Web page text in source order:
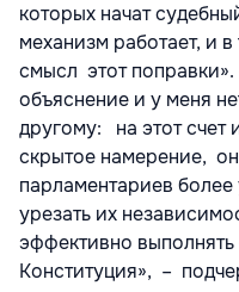
которых начат
механизм работает, и
смысл этот
объяснение и у меня
другому: на этот счет
скрытое намерение,
парламентариев
урезать их
эффективно выполнять
Конституция», –